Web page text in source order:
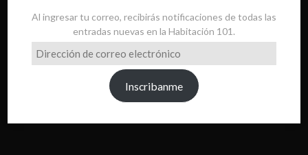
Al ingresar tu correo, recibirás notificaciones de todas las
entradas nuevas en la Habitación 101.
Dirección
de
Inscribanme